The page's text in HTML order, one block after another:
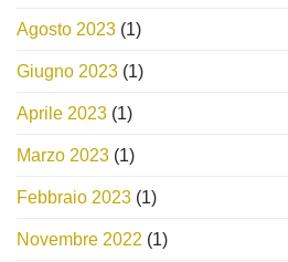
Agosto 2023 (1)
Giugno 2023 (1)
Aprile 2023 (1)
Marzo 2023 (1)
Febbraio 2023 (1)
Novembre 2022 (1)